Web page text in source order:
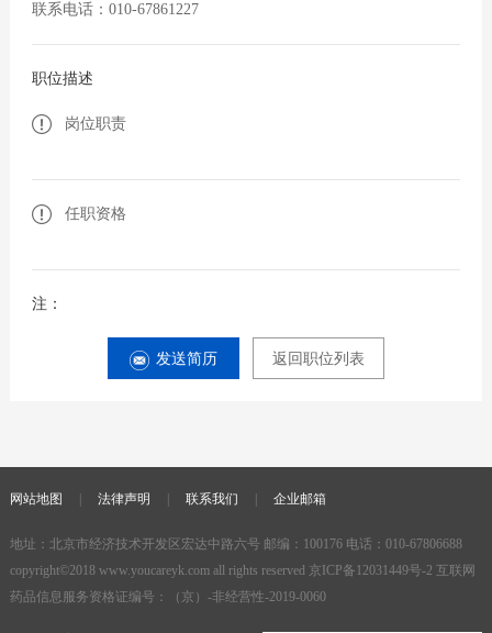
联系电话：010-67861227
职位描述
岗位职责
任职资格
注：
发送简历 返回职位列表
网站地图 法律声明 联系我们 企业邮箱
地址：北京市经济技术开发区宏达中路六号 邮编：100176 电话：010-67806688
copyright©2018 www.youcareyk.comall rights reserved 京ICP备12031449号-2 互联网
药品信息服务资格证编号：（京）-非经营性-2019-0060